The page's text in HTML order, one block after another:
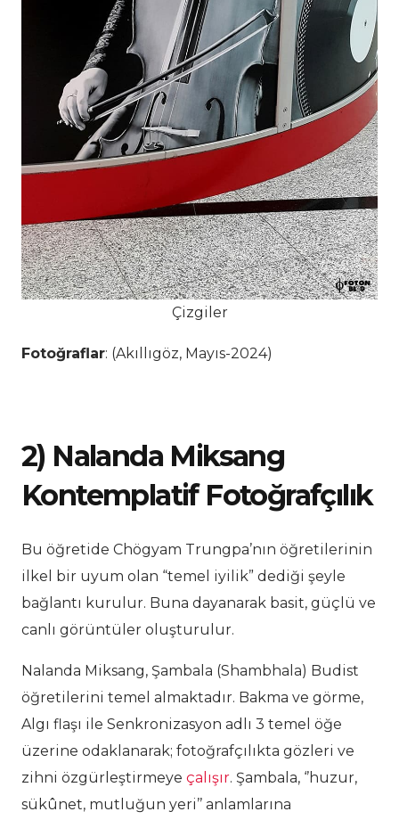
Çizgiler
Fotoğraflar: (Akıllıgöz, Mayıs-2024)
2) Nalanda Miksang
Kontemplatif Fotoğrafçılık
Bu öğretide Chögyam Trungpa’nın öğretilerinin
ilkel bir uyum olan “temel iyilik” dediği şeyle
bağlantı kurulur. Buna dayanarak basit, güçlü ve
canlı görüntüler oluşturulur.
Nalanda Miksang, Şambala (Shambhala) Budist
öğretilerini temel almaktadır. Bakma ve görme,
Algı flaşı ile Senkronizasyon adlı 3 temel öğe
üzerine odaklanarak; fotoğrafçılıkta gözleri ve
zihni özgürleştirmeye çalışır. Şambala, ‘’huzur,
sükûnet, mutluğun yeri’’ anlamlarına